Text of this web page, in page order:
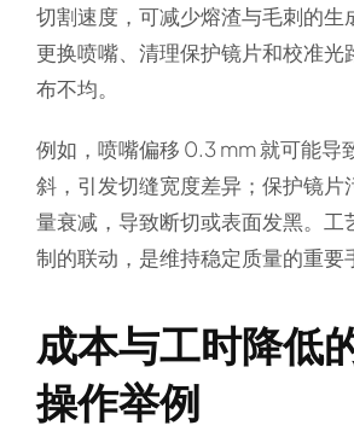
切割速度，可减少熔渣与毛刺的生
更换喷嘴、清理保护镜片和校准光
布不均。
例如，喷嘴偏移 0.3 mm 就可能导
斜，引发切缝宽度差异；保护镜片
量衰减，导致断切或表面发黑。工
制的联动，是维持稳定质量的重要
成本与工时降低
操作举例